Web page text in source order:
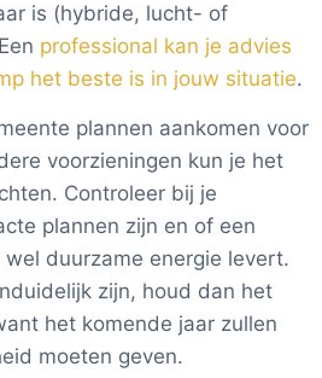
is (hybride, lucht- of
professional kan je advies
het beste is in jouw situatie.
plannen aankomen voor
voorzieningen kun je het
Controleer bij je
plannen zijn en of een
duurzame energie levert.
zijn, houd dan het
het komende jaar zullen
moeten geven.